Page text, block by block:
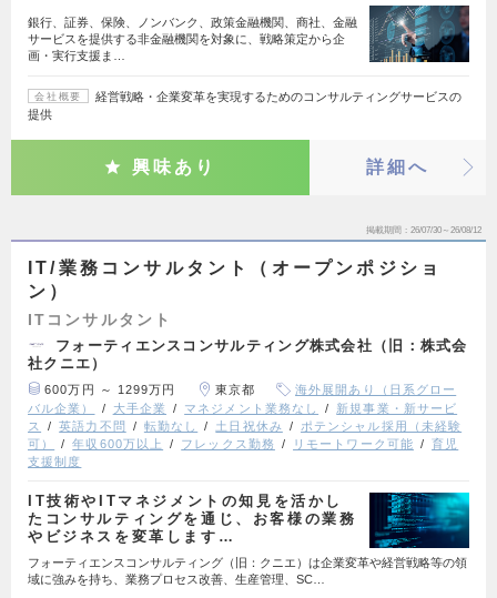
銀行、証券、保険、ノンバンク、政策金融機関、商社、金融
サービスを提供する非金融機関を対象に、戦略策定から企
画・実行支援ま…
会社概要
経営戦略・企業変革を実現するためのコンサルティングサービスの
提供
興味あり 詳細へ
掲載期間 26/07/30～26/08/12
IT/業務コンサルタント（オープンポジショ
ン）
ITコンサルタント
フォーティエンスコンサルティング株式会社（旧：株式会
社クニエ）
600万円 ～ 1299万円 東京都
海外展開あり（日系グロー
バル企業）
大手企業 マネジメント業務なし
新規事業・新サービ
ス
英語力不問 転勤なし 土日祝休み
ポテンシャル採用（未経験
可）
年収600万以上 フレックス勤務 リモートワーク可能
育児
支援制度
IT技術やITマネジメントの知見を活かし
たコンサルティングを通じ、お客様の業務
やビジネスを変革します…
フォーティエンスコンサルティング（旧：クニエ）は企業変革や経営戦略等の領
域に強みを持ち、業務プロセス改善、生産管理、SC…